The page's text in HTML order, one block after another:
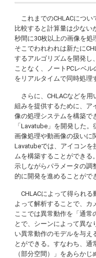
これまでのCHLACについ
比較すると計算量は少ない
秒間に30枚以上の画像を処
そこでわれわれは新たに
するアルゴリズムを開発し
ことなく、ノートPCレベ
をリアルタイムで同時処理
さらに、CHLACなどを用
組みを提供するために、ア
像の処理システムを構築で
「Lavatube 」を開発した。
画像処理や動画像の扱いに
Lavatubeでは、アイコンを
ムを構築することができる
示しながらパラメータの調
的に開発を進めることがで
CHLACによって得られる
よって解析することで、カ
ここでは異常動作を「通常
とで、シーンによって異な
い異常動作のモデルを与え
とができる。すなわち、
（部分空間）」をあらか